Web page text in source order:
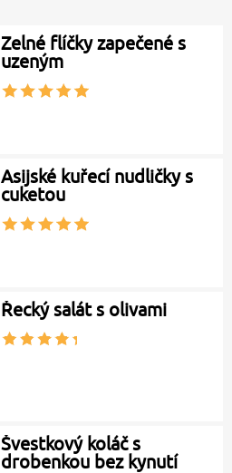
Zelné flíčky zapečené s
uzeným
Asijské kuřecí nudličky s
cuketou
Řecký salát s olivami
Švestkový koláč s
drobenkou bez kynutí